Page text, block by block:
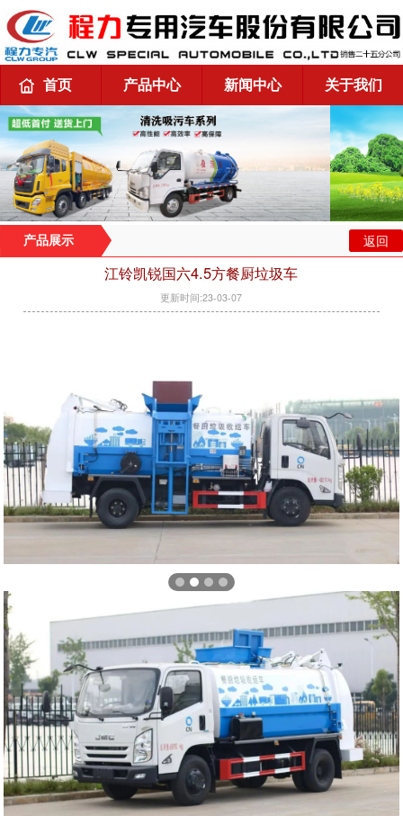
首页 产品中心 新闻中心 关于我们
产品展示 返回
江铃凯锐国六4.5方餐厨垃圾车
更新时间:23-03-07